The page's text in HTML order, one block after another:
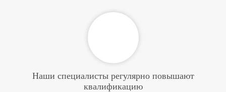
Наши специалисты регулярно повышают
квалификацию